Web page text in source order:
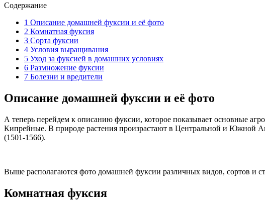
Содержание
1 Описание домашней фуксии и её фото
2 Комнатная фуксия
3 Сорта фуксии
4 Условия выращивания
5 Уход за фуксией в домашних условиях
6 Размножение фуксии
7 Болезни и вредители
Описание домашней фуксии и её фото
А теперь перейдем к описанию фуксии, которое показывает основные
Кипрейные. В природе растения произрастают в Центральной и Южной
(1501-1566).
Выше располагаются фото домашней фуксии различных видов, сортов и
Комнатная фуксия